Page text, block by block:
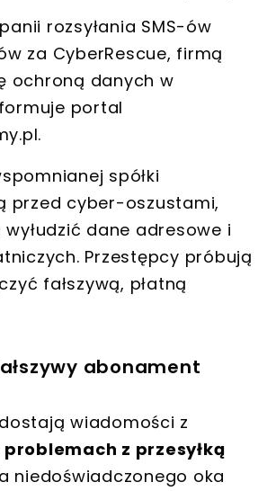
rozsyłania SMS-ów
za CyberRescue, firmą
ochroną danych w
portal
spółki
przed cyber-oszustami,
wyłudzić dane adresowe i
. Przestępcy próbują
fałszywą, płatną
abonament
wiadomości z
problemach z przesyłką
niedoświadczonego oka